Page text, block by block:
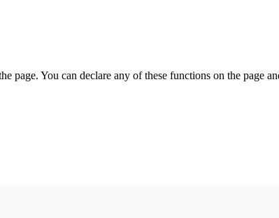
page. You can declare any of these functions on the page